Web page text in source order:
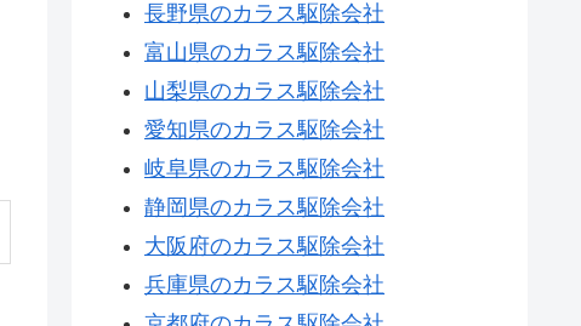
長野県のカラス駆除会社
富山県のカラス駆除会社
山梨県のカラス駆除会社
愛知県のカラス駆除会社
岐阜県のカラス駆除会社
静岡県のカラス駆除会社
大阪府のカラス駆除会社
兵庫県のカラス駆除会社